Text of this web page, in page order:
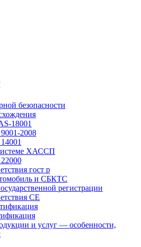
безопасности
18001
2008
ХАССП
гост р
и СБКТС
регистрации
СЕ
и услуг — особенности,